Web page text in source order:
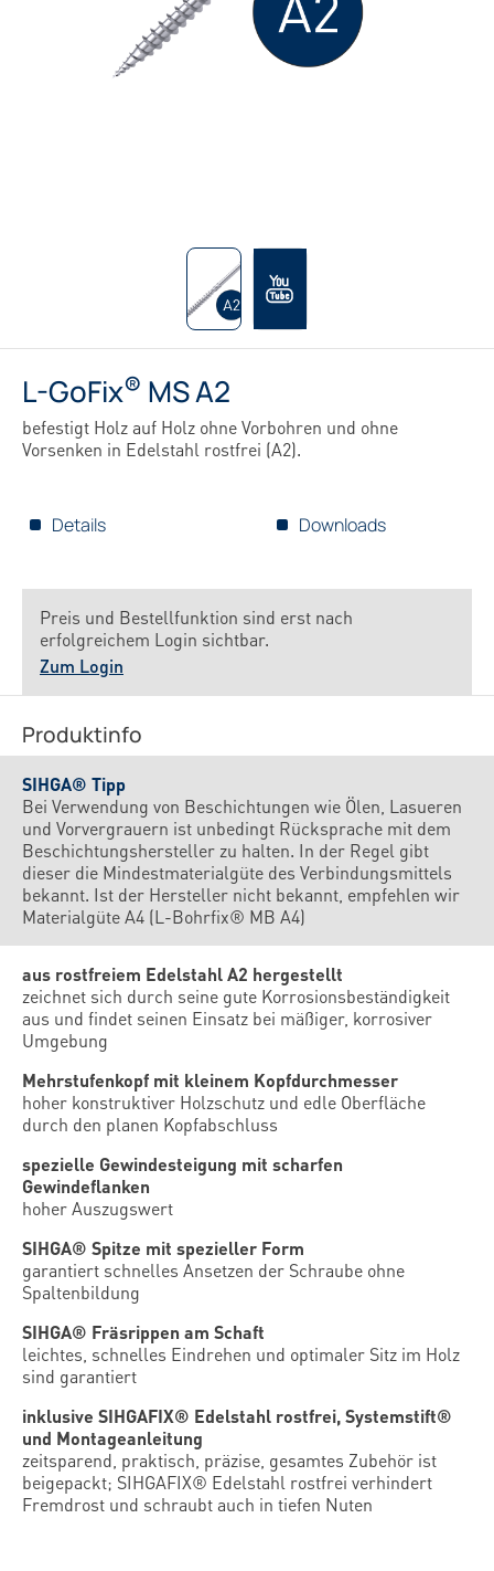
L-GoFix® MS A2
befestigt Holz auf Holz ohne Vorbohren und ohne
Vorsenken in Edelstahl rostfrei (A2).
Details Downloads
Preis und Bestellfunktion sind erst nach
erfolgreichem Login sichtbar.
Zum Login
Produktinfo
SIHGA® Tipp
Bei Verwendung von Beschichtungen wie Ölen, Lasueren
und Vorvergrauern ist unbedingt Rücksprache mit dem
Beschichtungshersteller zu halten. In der Regel gibt
dieser die Mindestmaterialgüte des Verbindungsmittels
bekannt. Ist der Hersteller nicht bekannt, empfehlen wir
Materialgüte A4 (L-Bohrfix® MB A4)
aus rostfreiem Edelstahl A2 hergestellt
zeichnet sich durch seine gute Korrosionsbeständigkeit
aus und findet seinen Einsatz bei mäßiger, korrosiver
Umgebung
Mehrstufenkopf mit kleinem Kopfdurchmesser
hoher konstruktiver Holzschutz und edle Oberfläche
durch den planen Kopfabschluss
spezielle Gewindesteigung mit scharfen
Gewindeflanken
hoher Auszugswert
SIHGA® Spitze mit spezieller Form
garantiert schnelles Ansetzen der Schraube ohne
Spaltenbildung
SIHGA® Fräsrippen am Schaft
leichtes, schnelles Eindrehen und optimaler Sitz im Holz
sind garantiert
inklusive SIHGAFIX® Edelstahl rostfrei, Systemstift®
und Montageanleitung
zeitsparend, praktisch, präzise, gesamtes Zubehör ist
beigepackt; SIHGAFIX® Edelstahl rostfrei verhindert
Fremdrost und schraubt auch in tiefen Nuten